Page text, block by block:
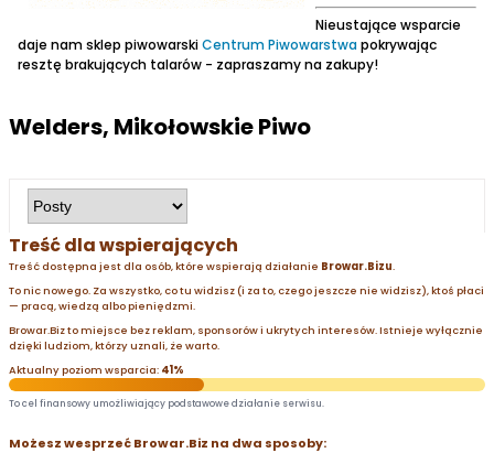
Nieustające wsparcie
daje nam sklep piwowarskiCentrum Piwowarstwapokrywając
resztę brakujących talarów - zapraszamy na zakupy!
Welders, Mikołowskie Piwo
Treść dla wspierających
Treść dostępna jest dla osób, które wspierają działanie Browar.Bizu.
To nic nowego. Za wszystko, co tu widzisz (i za to, czego jeszcze nie widzisz), ktoś płaci
— pracą, wiedzą albo pieniędzmi.
Browar.Biz to miejsce bez reklam, sponsorów i ukrytych interesów. Istnieje wyłącznie
dzięki ludziom, którzy uznali, że warto.
Aktualny poziom wsparcia: 41%
To cel finansowy umożliwiający podstawowe działanie serwisu.
Możesz wesprzeć Browar.Biz na dwa sposoby: